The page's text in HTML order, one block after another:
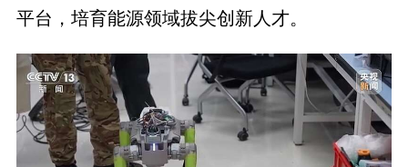
平台，培育能源领域拔尖创新人才。